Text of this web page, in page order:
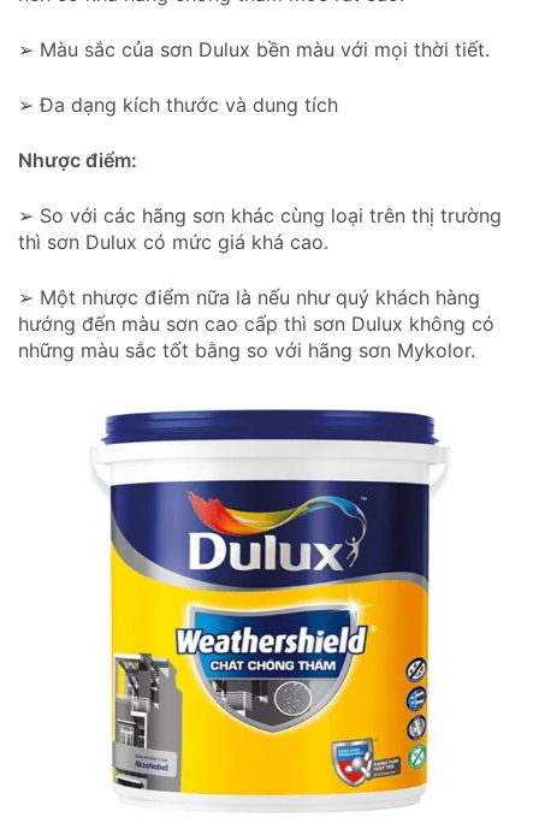
➢ Màu sắc của sơn Dulux bền màu với mọi thời tiết.
➢ Đa dạng kích thước và dung tích
Nhược điểm:
➢ So với các hãng sơn khác cùng loại trên thị trường
thì sơn Dulux có mức giá khá cao.
➢ Một nhược điểm nữa là nếu như quý khách hàng
hướng đến màu sơn cao cấp thì sơn Dulux không có
những màu sắc tốt bằng so với hãng sơn Mykolor.